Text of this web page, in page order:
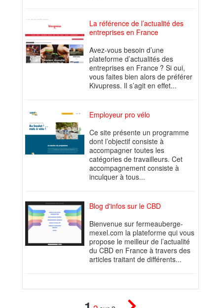
La référence de l’actualité des
entreprises en France
Avez-vous besoin d’une
plateforme d’actualités des
entreprises en France ? Si oui,
vous faites bien alors de préférer
Kivupress. Il s’agit en effet...
Employeur pro vélo
Ce site présente un programme
dont l’objectif consiste à
accompagner toutes les
catégories de travailleurs. Cet
accompagnement consiste à
inculquer à tous...
Blog d'infos sur le CBD
Bienvenue sur fermeauberge-
mexel.com la plateforme qui vous
propose le meilleur de l’actualité
du CBD en France à travers des
articles traitant de différents...